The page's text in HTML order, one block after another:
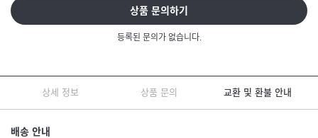
상품 문의하기
등록된 문의가 없습니다.
상세 정보 상품 문의 교환 및 환불 안내
배송 안내